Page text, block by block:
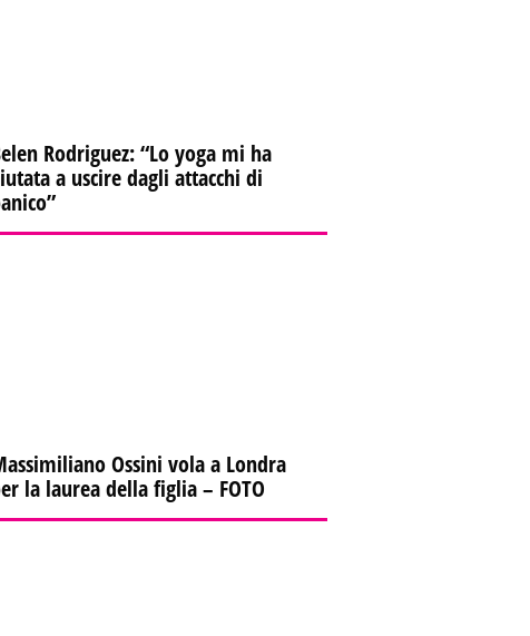
Rodriguez: “Lo yoga mi ha
a uscire dagli attacchi di
Ossini vola a Londra
la laurea della figlia – FOTO